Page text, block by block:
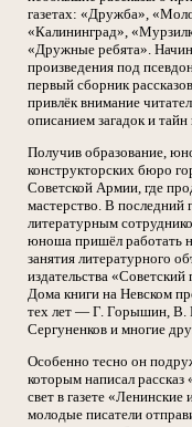
газетах: «Дружба»,
«Калининград»,
«Дружные ребята».
произведения под
первый сборник
привлёк внимание
описанием загадок и
Получив образование,
конструкторских бюро
Советской Армии, где
мастерство. В последний
литературным
юноша пришёл работать
занятия литературного
издательства
Дома книги на Невском
тех лет — Г. Горышин, В.
Сергуненков и многие
Особенно тесно он
которым написал
свет в газете
молодые писатели